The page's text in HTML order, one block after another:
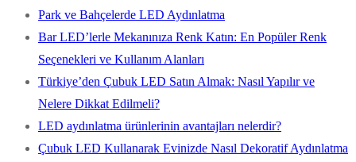
Park ve Bahçelerde LED Aydınlatma
Bar LED’lerle Mekanınıza Renk Katın: En Popüler Renk
Seçenekleri ve Kullanım Alanları
Türkiye’den Çubuk LED Satın Almak: Nasıl Yapılır ve
Nelere Dikkat Edilmeli?
LED aydınlatma ürünlerinin avantajları nelerdir?
Çubuk LED Kullanarak Evinizde Nasıl Dekoratif Aydınlatma